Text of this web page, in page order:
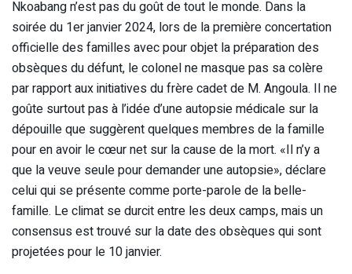
Nkoabang n’est pas du goût de tout le monde. Dans la
soirée du 1er janvier 2024, lors de la première concertation
officielle des familles avec pour objet la préparation des
obsèques du défunt, le colonel ne masque pas sa colère
par rapport aux initiatives du frère cadet de M. Angoula. Il ne
goûte surtout pas à l’idée d’une autopsie médicale sur la
dépouille que suggèrent quelques membres de la famille
pour en avoir le cœur net sur la cause de la mort. «Il n’y a
que la veuve seule pour demander une autopsie», déclare
celui qui se présente comme porte-parole de la belle-
famille. Le climat se durcit entre les deux camps, mais un
consensus est trouvé sur la date des obsèques qui sont
projetées pour le 10 janvier.